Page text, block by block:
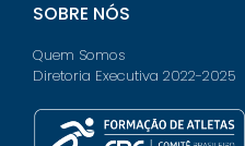
SOBRE NÓS
Quem Somos
Diretoria Executiva 2022-2025